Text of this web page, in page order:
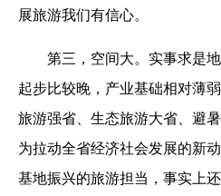
展旅游我们有信心。
第三，空间大。实事求是地
起步比较晚，产业基础相对薄
旅游强省、生态旅游大省、避
为拉动全省经济社会发展的新
基地振兴的旅游担当，事实上